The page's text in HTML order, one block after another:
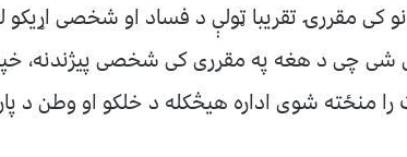
کی مقررۍ تقریبا ټولې د فساد او شخصی اړیکو
شی چی د هغه په مقرری کی شخصی پیژندنه،
منځته شوی اداره هیڅکله د خلکو او وطن د